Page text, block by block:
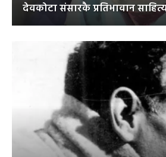
देवकोटा संसारकै प्रतिभावान